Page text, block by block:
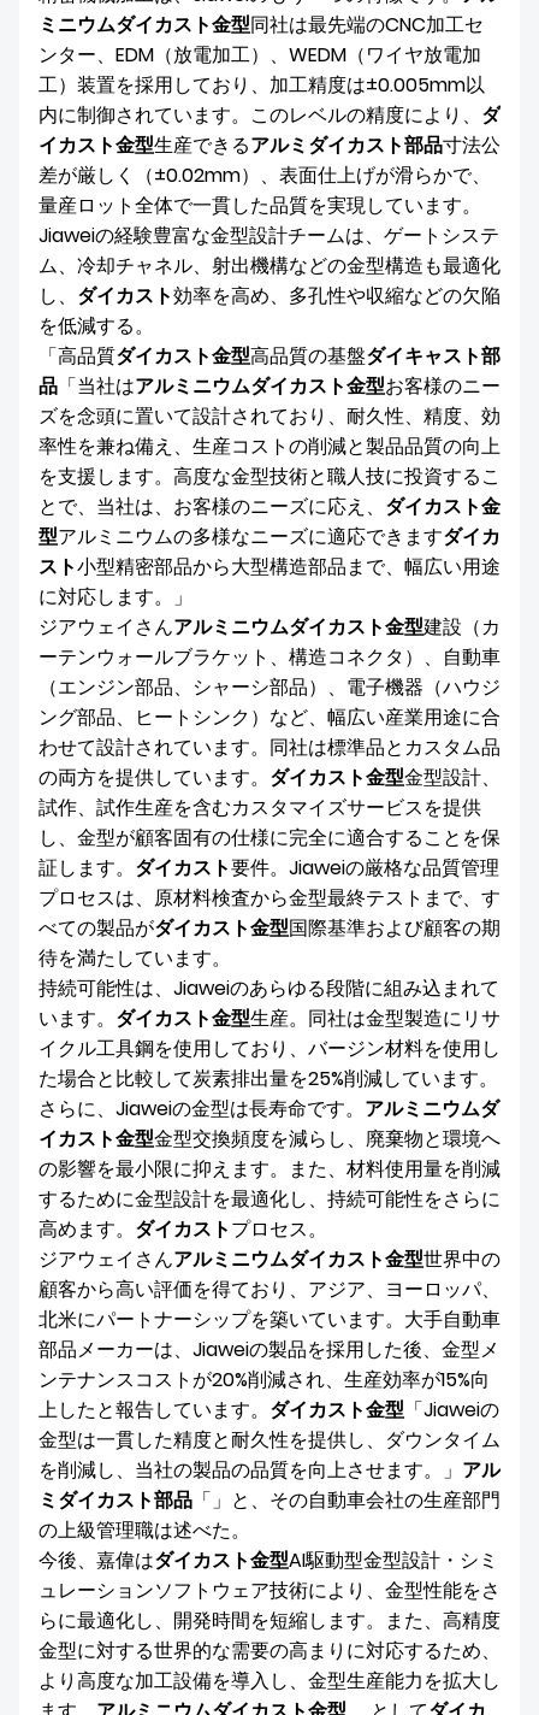
ミニウムダイカスト金型同社は最先端のCNC加工セ
ンター、EDM（放電加工）、WEDM（ワイヤ放電加
工）装置を採用しており、加工精度は±0.005mm以
内に制御されています。このレベルの精度により、 ダ
イカスト金型生産できるアルミダイカスト部品寸法公
差が厳しく（±0.02mm）、表面仕上げが滑らかで、
量産ロット全体で一貫した品質を実現しています。
Jiaweiの経験豊富な金型設計チームは、ゲートシステ
ム、冷却チャネル、射出機構などの金型構造も最適化
し、 ダイカスト効率を高め、多孔性や収縮などの欠陥
を低減する。
「高品質ダイカスト金型高品質の基盤ダイキャスト部
品 「当社はアルミニウムダイカスト金型お客様のニー
ズを念頭に置いて設計されており、耐久性、精度、効
率性を兼ね備え、生産コストの削減と製品品質の向上
を支援します。高度な金型技術と職人技に投資するこ
とで、当社は、お客様のニーズに応え、 ダイカスト金
型アルミニウムの多様なニーズに適応できますダイカ
スト小型精密部品から大型構造部品まで、幅広い用途
に対応します。」
ジアウェイさんアルミニウムダイカスト金型建設（カ
ーテンウォールブラケット、構造コネクタ）、自動車
（エンジン部品、シャーシ部品）、電子機器（ハウジ
ング部品、ヒートシンク）など、幅広い産業用途に合
わせて設計されています。同社は標準品とカスタム品
の両方を提供しています。 ダイカスト金型金型設計、
試作、試作生産を含むカスタマイズサービスを提供
し、金型が顧客固有の仕様に完全に適合することを保
証します。 ダイカスト要件。Jiaweiの厳格な品質管理
プロセスは、原材料検査から金型最終テストまで、す
べての製品がダイカスト金型国際基準および顧客の期
待を満たしています。
持続可能性は、Jiaweiのあらゆる段階に組み込まれて
います。 ダイカスト金型生産。同社は金型製造にリサ
イクル工具鋼を使用しており、バージン材料を使用し
た場合と比較して炭素排出量を25%削減しています。
さらに、Jiaweiの金型は長寿命です。 アルミニウムダ
イカスト金型金型交換頻度を減らし、廃棄物と環境へ
の影響を最小限に抑えます。また、材料使用量を削減
するために金型設計を最適化し、持続可能性をさらに
高めます。 ダイカストプロセス。
ジアウェイさんアルミニウムダイカスト金型世界中の
顧客から高い評価を得ており、アジア、ヨーロッパ、
北米にパートナーシップを築いています。大手自動車
部品メーカーは、Jiaweiの製品を採用した後、金型メ
ンテナンスコストが20%削減され、生産効率が15%向
上したと報告しています。 ダイカスト金型 「Jiaweiの
金型は一貫した精度と耐久性を提供し、ダウンタイム
を削減し、当社の製品の品質を向上させます。」 アル
ミダイカスト部品 「」と、その自動車会社の生産部門
の上級管理職は述べた。
今後、嘉偉はダイカスト金型AI駆動型金型設計・シミ
ュレーションソフトウェア技術により、金型性能をさ
らに最適化し、開発時間を短縮します。また、高精度
金型に対する世界的な需要の高まりに対応するため、
より高度な加工設備を導入し、金型生産能力を拡大し